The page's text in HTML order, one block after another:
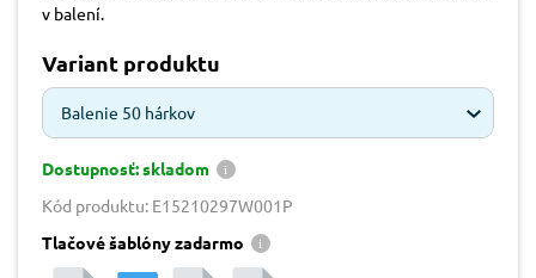
v balení.
Variant produktu
Balenie 50 hárkov
Dostupnosť: skladom
Kód produktu: E15210297W001P
Tlačové šablóny zadarmo